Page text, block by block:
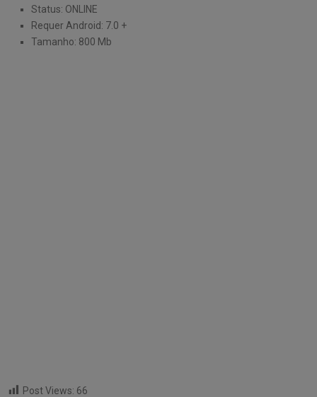
Status: ONLINE
Requer Android: 7.0 +
Tamanho: 800 Mb
Post Views: 66